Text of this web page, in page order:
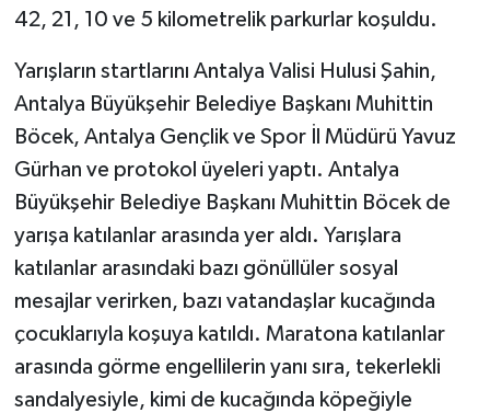
42, 21, 10 ve 5 kilometrelik parkurlar koşuldu.
Yarışların startlarını Antalya Valisi Hulusi Şahin,
Antalya Büyükşehir Belediye Başkanı Muhittin
Böcek, Antalya Gençlik ve Spor İl Müdürü Yavuz
Gürhan ve protokol üyeleri yaptı. Antalya
Büyükşehir Belediye Başkanı Muhittin Böcek de
yarışa katılanlar arasında yer aldı. Yarışlara
katılanlar arasındaki bazı gönüllüler sosyal
mesajlar verirken, bazı vatandaşlar kucağında
çocuklarıyla koşuya katıldı. Maratona katılanlar
arasında görme engellilerin yanı sıra, tekerlekli
sandalyesiyle, kimi de kucağında köpeğiyle